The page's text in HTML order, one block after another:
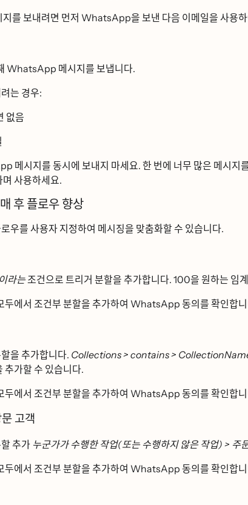
보내려면 먼저 WhatsApp을 보낸 다음 이메일을
WhatsApp 메시지를 보냅니다.
경우:
동시에 보내지 마세요. 한 번에 너무 많은 메시지를
사용하세요.
플로우 향상
사용자 지정하여 메시징을 맞춤화할 수 있습니다.
조건으로 트리거 분할을 추가합니다. 100을 원하는
조건부 분할을 추가하여 WhatsApp 동의를
추가합니다. Collections > contains >
추가할 수 있습니다.
조건부 분할을 추가하여 WhatsApp 동의를
고객
추가 누군가가 수행한 작업(또는 수행하지 않은 작업) >
조건부 분할을 추가하여 WhatsApp 동의를